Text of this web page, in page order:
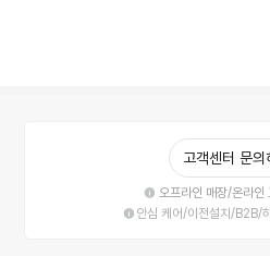
고객센터 문의
오프라인 매장/온라인
안심 케어/이전설치/B2B/